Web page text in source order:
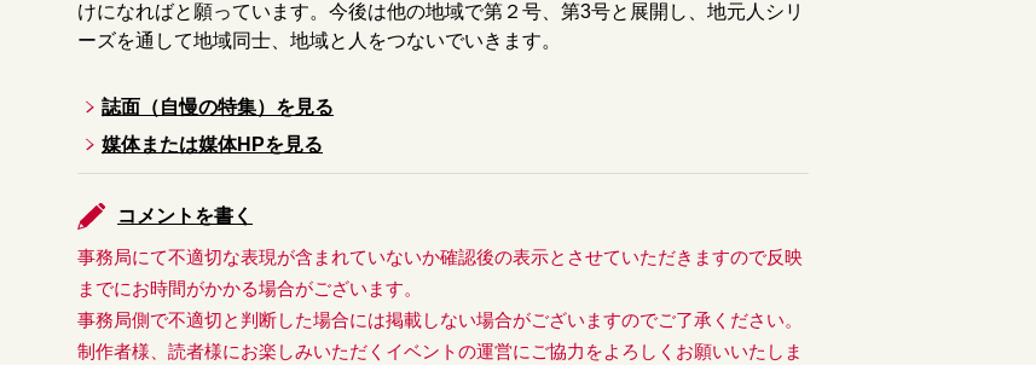
けになればと願っています。今後は他の地域で第２号、第3号と展開し、地元人シリ
ーズを通して地域同士、地域と人をつないでいきます。
誌面（自慢の特集）を見る
媒体または媒体HPを見る
コメントを書く
事務局にて不適切な表現が含まれていないか確認後の表示とさせていただきますので反映
までにお時間がかかる場合がございます。
事務局側で不適切と判断した場合には掲載しない場合がございますのでご了承ください。
制作者様、読者様にお楽しみいただくイベントの運営にご協力をよろしくお願いいたしま